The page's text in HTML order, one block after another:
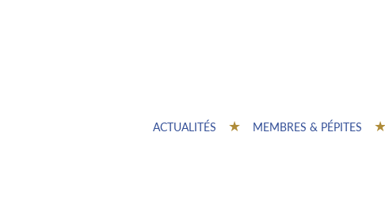
ACTUALITÉS MEMBRES & PÉPITES